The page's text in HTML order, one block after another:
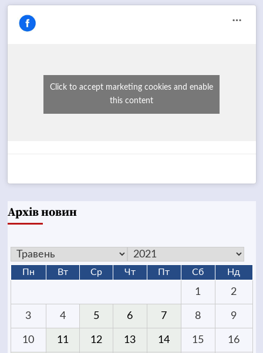
Click to accept marketing cookies and enable
this content
Архів новин
Пн Вт Ср Чт Пт Сб Нд
1 2
3 4 5 6 7 8 9
10 11 12 13 14 15 16